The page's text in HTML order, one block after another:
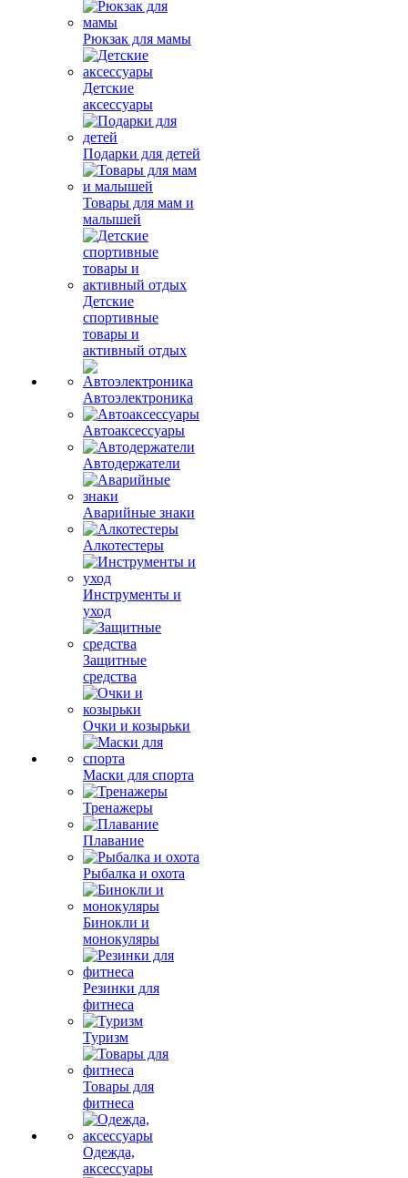
Рюкзак для мамы
Детские
аксессуары
Подарки для детей
Товары для мам и
малышей
Детские
спортивные
товары и
активный отдых
Автоэлектроника
Автоаксессуары
Автодержатели
Аварийные знаки
Алкотестеры
Инструменты и
уход
Защитные
средства
Очки и козырьки
Маски для спорта
Тренажеры
Плавание
Рыбалка и охота
Бинокли и
монокуляры
Резинки для
фитнеса
Туризм
Товары для
фитнеса
Одежда,
аксессуары